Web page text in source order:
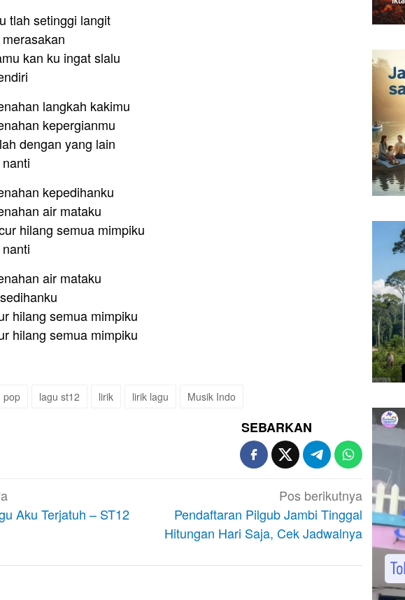
tlah setinggi langit
kan ku ingat slalu
langkah kakimu
kepergianmu
dengan yang lain
kepedihanku
air mataku
hilang semua mimpiku
air mataku
hilang semua mimpiku
hilang semua mimpiku
pop lagu st12 lirik lirik lagu Musik Indo
SEBARKAN
Aku Terjatuh – ST12
Pos berikutnya
Pendaftaran Pilgub Jambi Tinggal
Hitungan Hari Saja, Cek Jadwalnya